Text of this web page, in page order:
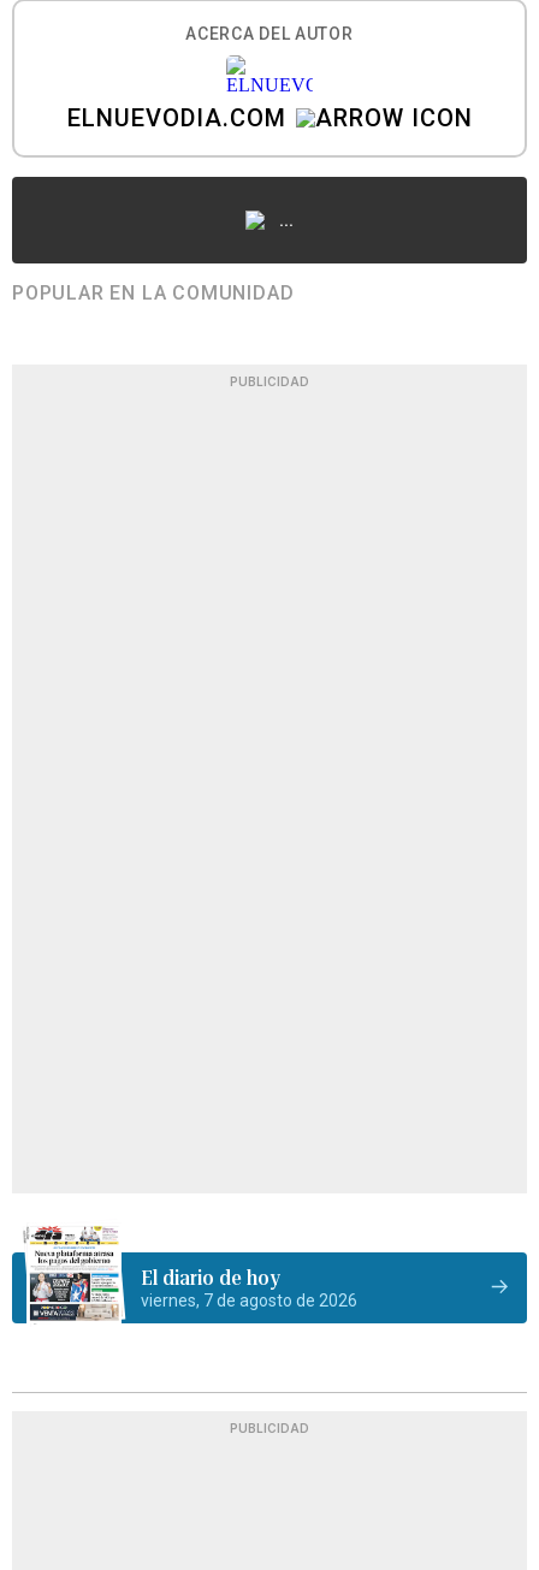
ACERCA DEL AUTOR
ELNUEVODIA.COM
...
POPULAR EN LA COMUNIDAD
PUBLICIDAD
El diario de hoy
viernes, 7 de agosto de 2026
PUBLICIDAD